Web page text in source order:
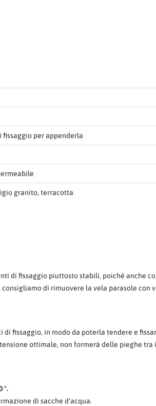
per appenderla
granito, terracotta
di fissaggio piuttosto stabili, poiché anche
di rimuovere la vela parasole con
fissaggio, in modo da poterla tendere e
ottimale, non formerà delle pieghe
°.
di sacche d'acqua.